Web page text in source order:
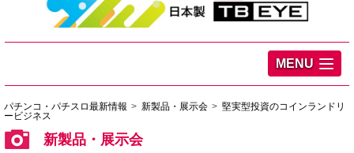
MENU
パチンコ・パチスロ最新情報 新製品・展示会
堅実型投資のコインランドリ
ービジネス
新製品・展示会